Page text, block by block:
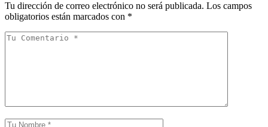
Tu dirección de correo electrónico no será publicada. Los campos
obligatorios están marcados con *